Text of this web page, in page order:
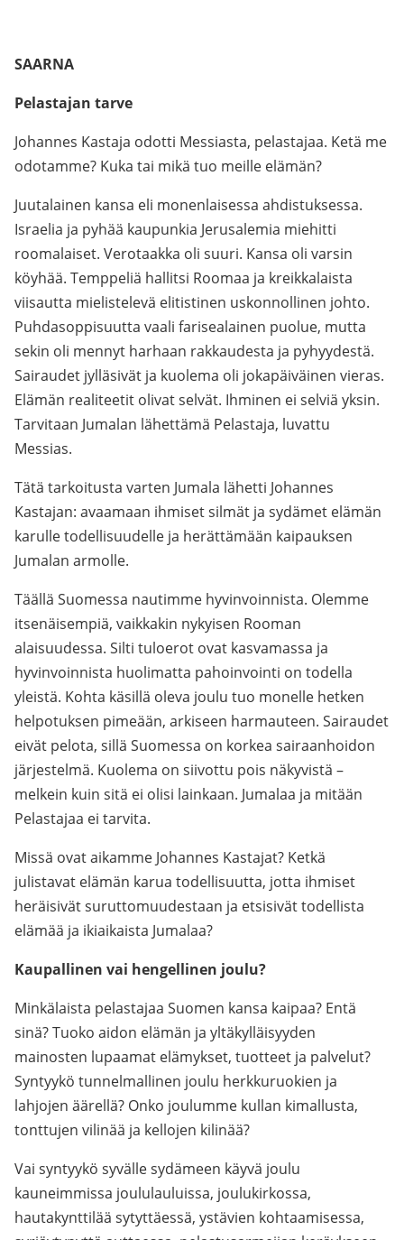
SAARNA
Pelastajan tarve
Johannes Kastaja odotti Messiasta, pelastajaa. Ketä me
odotamme? Kuka tai mikä tuo meille elämän?
Juutalainen kansa eli monenlaisessa ahdistuksessa.
Israelia ja pyhää kaupunkia Jerusalemia miehitti
roomalaiset. Verotaakka oli suuri. Kansa oli varsin
köyhää. Temppeliä hallitsi Roomaa ja kreikkalaista
viisautta mielistelevä elitistinen uskonnollinen johto.
Puhdasoppisuutta vaali farisealainen puolue, mutta
sekin oli mennyt harhaan rakkaudesta ja pyhyydestä.
Sairaudet jylläsivät ja kuolema oli jokapäiväinen vieras.
Elämän realiteetit olivat selvät. Ihminen ei selviä yksin.
Tarvitaan Jumalan lähettämä Pelastaja, luvattu
Messias.
Tätä tarkoitusta varten Jumala lähetti Johannes
Kastajan: avaamaan ihmiset silmät ja sydämet elämän
karulle todellisuudelle ja herättämään kaipauksen
Jumalan armolle.
Täällä Suomessa nautimme hyvinvoinnista. Olemme
itsenäisempiä, vaikkakin nykyisen Rooman
alaisuudessa. Silti tuloerot ovat kasvamassa ja
hyvinvoinnista huolimatta pahoinvointi on todella
yleistä. Kohta käsillä oleva joulu tuo monelle hetken
helpotuksen pimeään, arkiseen harmauteen. Sairaudet
eivät pelota, sillä Suomessa on korkea sairaanhoidon
järjestelmä. Kuolema on siivottu pois näkyvistä –
melkein kuin sitä ei olisi lainkaan. Jumalaa ja mitään
Pelastajaa ei tarvita.
Missä ovat aikamme Johannes Kastajat? Ketkä
julistavat elämän karua todellisuutta, jotta ihmiset
heräisivät suruttomuudestaan ja etsisivät todellista
elämää ja ikiaikaista Jumalaa?
Kaupallinen vai hengellinen joulu?
Minkälaista pelastajaa Suomen kansa kaipaa? Entä
sinä? Tuoko aidon elämän ja yltäkylläisyyden
mainosten lupaamat elämykset, tuotteet ja palvelut?
Syntyykö tunnelmallinen joulu herkkuruokien ja
lahjojen äärellä? Onko joulumme kullan kimallusta,
tonttujen vilinää ja kellojen kilinää?
Vai syntyykö syvälle sydämeen käyvä joulu
kauneimmissa joululauluissa, joulukirkossa,
hautakynttilää sytyttäessä, ystävien kohtaamisessa,